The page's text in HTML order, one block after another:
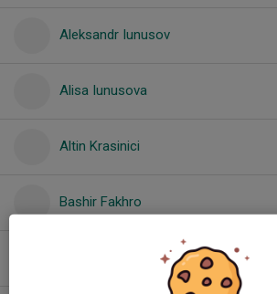
Aleksandr Iunusov
Alisa Iunusova
Altin Krasinici
Bashir Fakhro